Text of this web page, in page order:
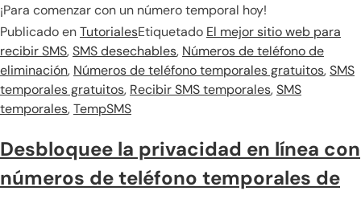
¡Para comenzar con un número temporal hoy!
Publicado enTutorialesEtiquetado El mejor sitio web para
recibir SMS,SMS desechables, Números de teléfono de
eliminación, Números de teléfono temporales gratuitos,SMS
temporales gratuitos, Recibir SMS temporales,SMS
temporales,TempSMS
Desbloquee la privacidad en línea con
números de teléfono temporales de